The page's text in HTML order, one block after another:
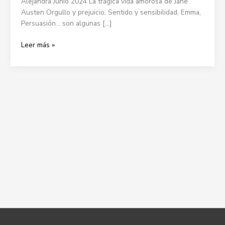
Austen Orgullo y prejuicio, Sentido y sensibilidad, Emma,
Persuasión… son algunas […]
de
Jane
Leer más »